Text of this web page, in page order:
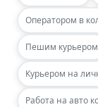
Оператором в
Пешим курьером
Курьером на
Работа на авто